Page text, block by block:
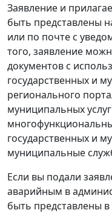
Заявление и
быть представлены
или по почте с
того, заявление
документов с
государственных и
регионального
муниципальных
государственных и
муниципальные
Если вы подали
аварийным в
быть представлены